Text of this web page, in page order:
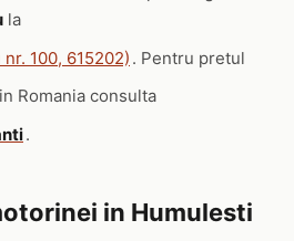
la
100, 615202) . Pentru pretul
Romania consulta
.
in Humulesti